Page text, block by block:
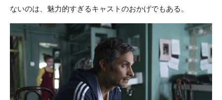
ないのは、魅力的すぎるキャストのおかげでもある。